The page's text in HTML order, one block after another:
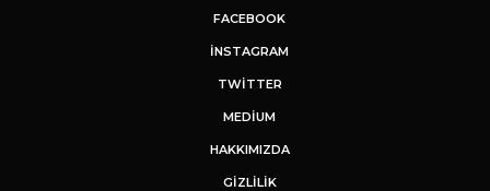
FACEBOOK
INSTAGRAM
TWITTER
MEDIUM
HAKKIMIZDA
GİZLİLİK